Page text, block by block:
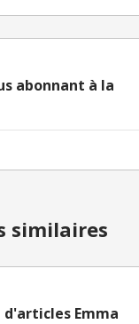
abonnant à la
similaires
d'articles Emma